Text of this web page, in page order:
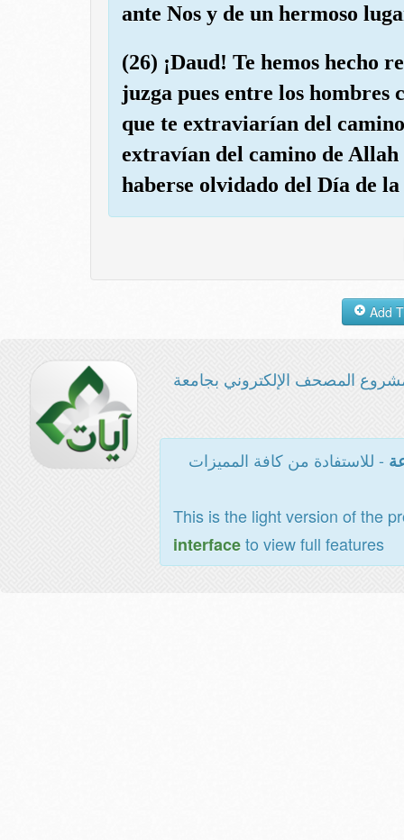
ante Nos y de un hermoso
(26) ¡Daud! Te hemos hecho
juzga pues entre los hombres
que te extraviarían del
extravían del camino de
haberse olvidado del Día de
المصحف الإلكتروني بجامعة
- للاستفادة من كافة المميزات
This is the light version of the
interfaceto view full features